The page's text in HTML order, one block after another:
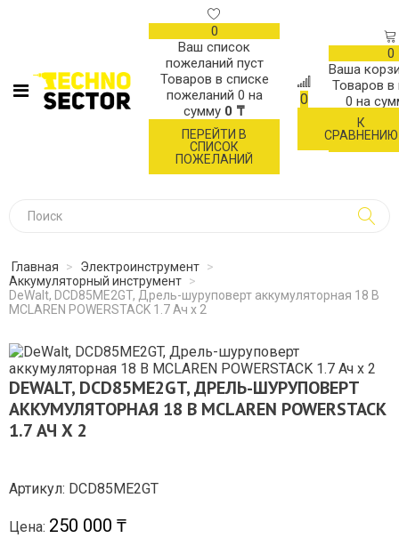
0
Ваш список
пожеланий пуст
Товаров в списке
пожеланий 0 на
сумму 0 ₸
ПЕРЕЙТИ В
СПИСОК
ПОЖЕЛАНИЙ
0
К
СРАВНЕНИЮ
0
Ваша
Товаров в
0 на
Главная > Электроинструмент >
Аккумуляторный инструмент >
DeWalt, DCD85ME2GT, Дрель-шуруповерт аккумуляторная 18 В
MCLAREN POWERSTACK 1.7 Ач х 2
DEWALT, DCD85ME2GT, ДРЕЛЬ-ШУРУПОВЕРТ
АККУМУЛЯТОРНАЯ 18 В MCLAREN POWERSTACK
1.7 АЧ Х 2
Артикул: DCD85ME2GT
Цена: 250 000 ₸